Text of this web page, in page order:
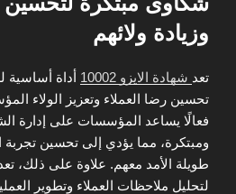
وزيادة ولائهم
تعد شهادة الايزو 10002
أداة
تحسين رضا العملاء وتعزيز الولاء
فعالًا يساعد المؤسسات على إدارة
ومبتكرة، مما يؤدي إلى تحسين تجربة
طويلة الأمد معهم. علاوة على ذلك،
لتحليل ملاحظات العملاء وتطوير